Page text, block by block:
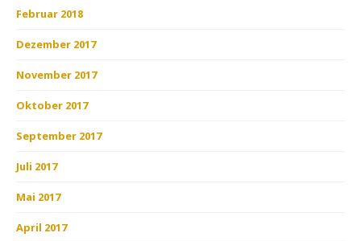
Februar 2018
Dezember 2017
November 2017
Oktober 2017
September 2017
Juli 2017
Mai 2017
April 2017